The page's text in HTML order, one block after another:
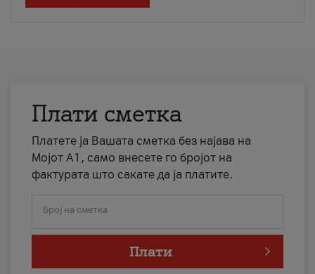
Плати сметка
Платете ја Вашата сметка без најава на
Мојот А1, само внесете го бројот на
фактурата што сакате да ја платите.
Број на сметка
Плати